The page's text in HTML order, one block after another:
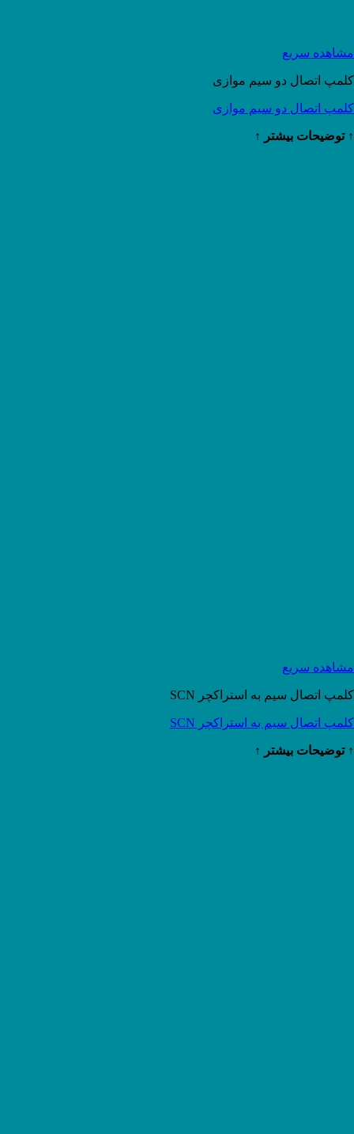
مشاهده سریع
کلمپ اتصال دو سیم موازی
کلمپ اتصال دو سیم موازی
↑ توضیحات بیشتر ↑
مشاهده سریع
کلمپ اتصال سیم به استراکچر SCN
کلمپ اتصال سیم به استراکچر SCN
↑ توضیحات بیشتر ↑